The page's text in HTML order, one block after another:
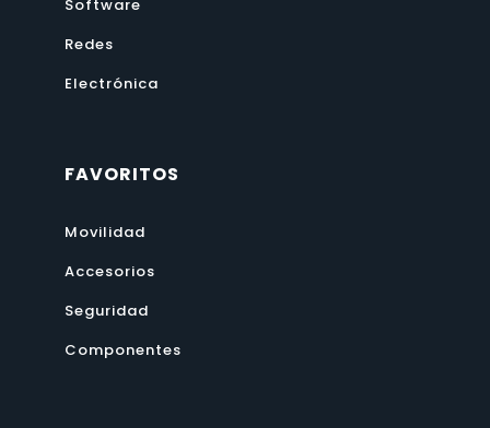
Software
Redes
Electrónica
FAVORITOS
Movilidad
Accesorios
Seguridad
Componentes